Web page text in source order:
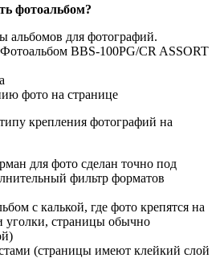
фотоальбом?
альбомов для фотографий.
BBS-100PG/CR ASSORT
фото на странице
крепления фотографий на
для фото сделан точно под
фильтр форматов
с калькой, где фото крепятся на
уголки, страницы обычно
(страницы имеют клейкий слой